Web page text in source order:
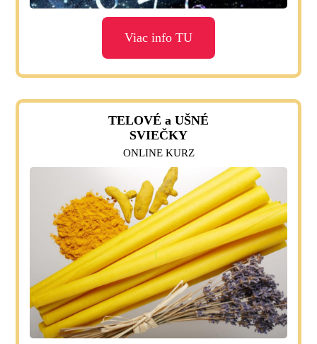
Viac info TU
TELOVÉ a UŠNÉ
SVIEČKY
ONLINE KURZ